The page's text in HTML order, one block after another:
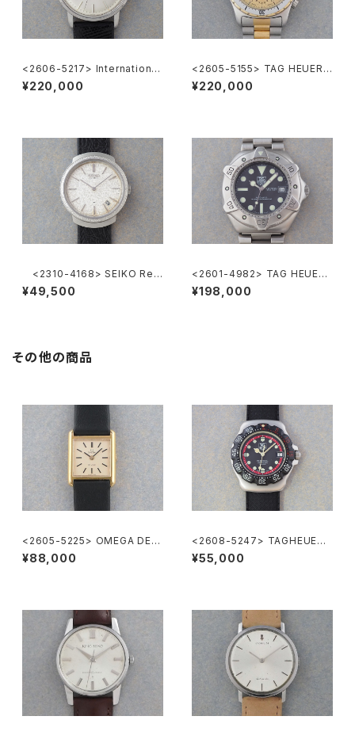
<2606-5217> International
National Co. "TURLER"
¥220,000
<2605-5155> TAG HEUER 2
000 Chronograph
¥220,000
<2310-4168> SEIKO Ref.
2419-0010
¥49,500
<2601-4982> TAG HEUER
Super Professional
¥198,000
その他の商品
<2605-5225> OMEGA DE V
ILE
¥88,000
<2608-5247> TAGHEUER
FORMULA1
¥55,000